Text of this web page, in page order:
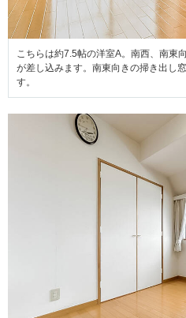
こちらは約7.5帖の洋室A。南西、南東
が差し込みます。南東向きの掃き出し
す。